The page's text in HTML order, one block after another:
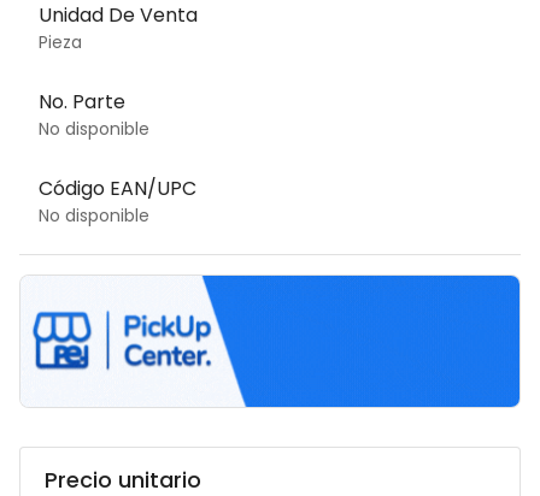
Unidad De Venta
Pieza
No. Parte
No disponible
Código EAN/UPC
No disponible
Precio unitario